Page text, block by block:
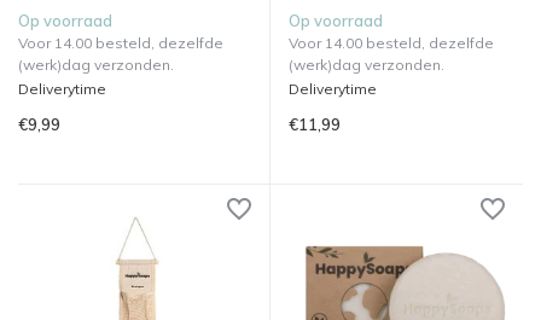
Op voorraad
Voor 14.00 besteld, dezelfde
(werk)dag verzonden.
Deliverytime
€9,99
Op voorraad
Voor 14.00 besteld, dezelfde
(werk)dag verzonden.
Deliverytime
€11,99